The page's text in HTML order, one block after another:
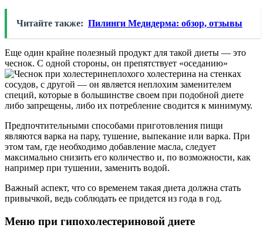
Читайте также: Пилинги Медидерма: обзор, отзывы
Еще один крайне полезный продукт для такой диеты — это
чеснок. С одной стороны, он препятствует «оседанию»
плохого холестерина на стенках
сосудов, с другой — он является неплохим заменителем
специй, которые в большинстве своем при подобной диете
либо запрещены, либо их потребление сводится к минимуму.
Предпочтительными способами приготовления пищи
являются варка на пару, тушение, выпекание или варка. При
этом там, где необходимо добавление масла, следует
максимально снизить его количество и, по возможности, как
например при тушении, заменить водой.
Важный аспект, что со временем такая диета должна стать
привычкой, ведь соблюдать ее придется из года в год.
Меню при гипохолестериновой диете